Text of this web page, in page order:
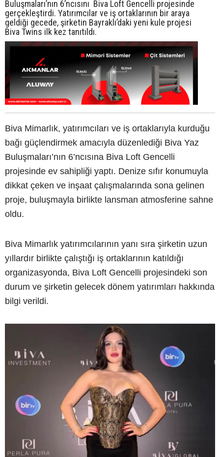
Buluşmaları’nın 6’ncısını Biva Loft Gencelli projesinde
gerçekleştirdi. Yatırımcılar ve iş ortaklarının bir araya
geldiği gecede, şirketin Bayraklı’daki yeni kule projesi
Biva Twins ilk kez tanıtıldı.
Biva Mimarlık, yatırımcıları ve iş ortaklarıyla kurduğu
bağı güçlendirmek amacıyla düzenlediği Biva Yaz
Buluşmaları’nın 6’ncısına Biva Loft Gencelli
projesinde ev sahipliği yaptı. Denize sıfır konumuyla
dikkat çeken ve inşaat çalışmalarında sona gelinen
proje, buluşmayla birlikte lansman atmosferine sahne
oldu.
Biva Mimarlık yatırımcılarının yanı sıra şirketin uzun
yıllardır birlikte çalıştığı iş ortaklarının katıldığı
organizasyonda, Biva Loft Gencelli projesindeki son
durum ve şirketin gelecek dönem yatırımları hakkında
bilgi verildi.